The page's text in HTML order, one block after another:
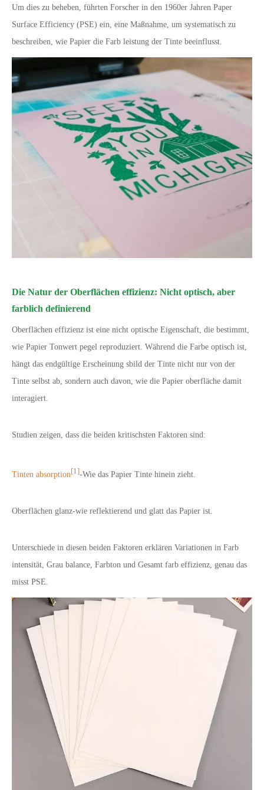
Um dies zu beheben, führten Forscher in den 1960er Jahren Paper
Surface Efficiency (PSE) ein, eine Maßnahme, um systematisch zu
beschreiben, wie Papier die Farb leistung der Tinte beeinflusst.
Die Natur der Oberflächen effizienz: Nicht optisch, aber
farblich definierend
Oberflächen effizienz ist eine nicht optische Eigenschaft, die bestimmt,
wie Papier Tonwert pegel reproduziert. Während die Farbe optisch ist,
hängt das endgültige Erscheinung sbild der Tinte nicht nur von der
Tinte selbst ab, sondern auch davon, wie die Papier oberfläche damit
interagiert.
Studien zeigen, dass die beiden kritischsten Faktoren sind:
Tinten absorption[1]-Wie das Papier Tinte hinein zieht.
Oberflächen glanz-wie reflektierend und glatt das Papier ist.
Unterschiede in diesen beiden Faktoren erklären Variationen in Farb
intensität, Grau balance, Farbton und Gesamt farb effizienz, genau das
misst PSE.